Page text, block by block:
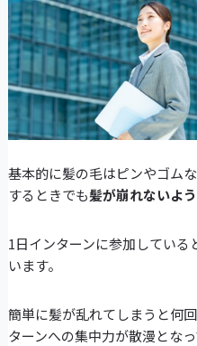
基本的に髪の毛はピンやゴム
するときでも髪が崩れないよ
1日インターンに参加してい
います。
簡単に髪が乱れてしまうと何
ターンへの集中力が散漫とな